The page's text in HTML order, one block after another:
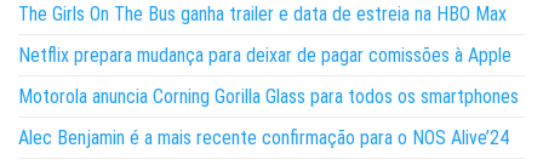
The Girls On The Bus ganha trailer e data de estreia na HBO Max
Netflix prepara mudança para deixar de pagar comissões à Apple
Motorola anuncia Corning Gorilla Glass para todos os smartphones
Alec Benjamin é a mais recente confirmação para o NOS Alive’24